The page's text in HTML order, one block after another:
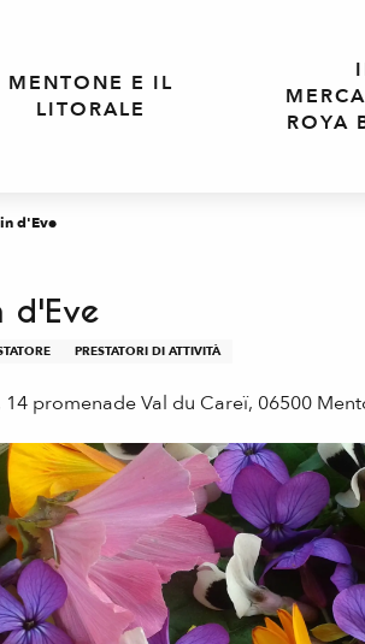
MENTONE E IL
LITORALE
ROYA
d'Eve
d'Eve
PRESTATORI DI ATTIVITÀ
promenade Val du Careï, 06500